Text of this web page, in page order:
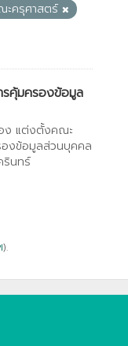
ะครุศาสตร์
รคุ้มครองข้อมูล
ง แต่งตั้งคณะ
องข้อมูลส่วนบุคคล
รินทร์
).